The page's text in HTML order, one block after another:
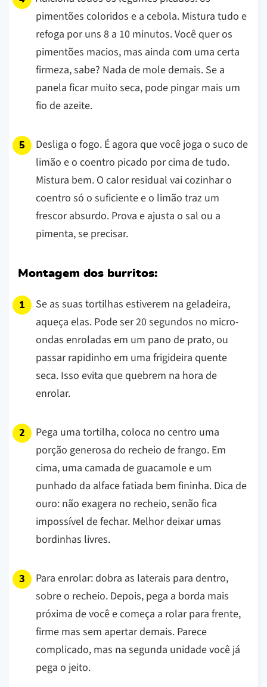
pimentões coloridos e a cebola. Mistura tudo e
refoga por uns 8 a 10 minutos. Você quer os
pimentões macios, mas ainda com uma certa
firmeza, sabe? Nada de mole demais. Se a
panela ficar muito seca, pode pingar mais um
fio de azeite.
Desliga o fogo. É agora que você joga o suco de
limão e o coentro picado por cima de tudo.
Mistura bem. O calor residual vai cozinhar o
coentro só o suficiente e o limão traz um
frescor absurdo. Prova e ajusta o sal ou a
pimenta, se precisar.
Montagem dos burritos:
Se as suas tortilhas estiverem na geladeira,
aqueça elas. Pode ser 20 segundos no micro-
ondas enroladas em um pano de prato, ou
passar rapidinho em uma frigideira quente
seca. Isso evita que quebrem na hora de
enrolar.
Pega uma tortilha, coloca no centro uma
porção generosa do recheio de frango. Em
cima, uma camada de guacamole e um
punhado da alface fatiada bem fininha. Dica de
ouro: não exagera no recheio, senão fica
impossível de fechar. Melhor deixar umas
bordinhas livres.
Para enrolar: dobra as laterais para dentro,
sobre o recheio. Depois, pega a borda mais
próxima de você e começa a rolar para frente,
firme mas sem apertar demais. Parece
complicado, mas na segunda unidade você já
pega o jeito.